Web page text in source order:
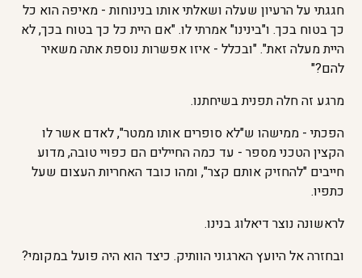
חגגתי על הרעיון שעלה ושאלתי אותו בנינוחות - מאיפה הוא כל
כך בטוח בכך. ו"בינינו" אמרתי לו. "אם היית כל כך בטוח בכך, לא
היית מעלה זאת". "ובכלל - איזו אפשרות נוספת אתה משאיר
להם?"
מרגע זה חלה תפנית בשיחתנו.
הפכתי - ממישהו ש"לא סופרים אותו ממטר", לאדם אשר לו
הקצין הטכני מספר - עד כמה החיילים הם כפויי טובה, מדוע
חייבים "להחזיק אותם קצר", ומהו כובד האחריות העצום שעל
כתפיו.
לראשונה נוצר דיאלוג בנינו.
ובחזרה אל היועץ הארגוני הוותיק. כיצד הוא היה פועל במקומי?